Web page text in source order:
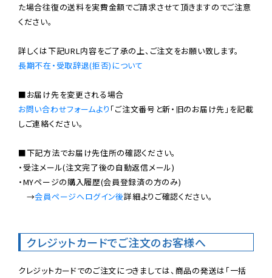
た場合往復の送料を実費金額でご請求させて頂きますのでご注意
ください。
長期不在・受取辞退(拒否)について
お問い合わせフォームより 「ご注文番号と新・旧のお届け先」を記載
しご連絡ください。
■下記方法でお届け先住所の確認ください。
・受注メール(注文完了後の自動返信メール)
・MYページの購入履歴(会員登録済の方のみ)
→会員ページへログイン後詳細よりご確認ください。
クレジットカードでご注文のお客様へ
クレジットカードでのご注文につきましては、商品の発送は「一括